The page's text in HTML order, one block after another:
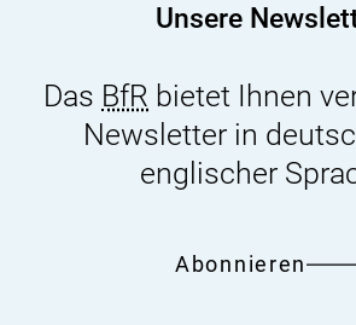
Unsere
Das BfR bietet Ihnen
Newsletter in
englischer
Abonnieren